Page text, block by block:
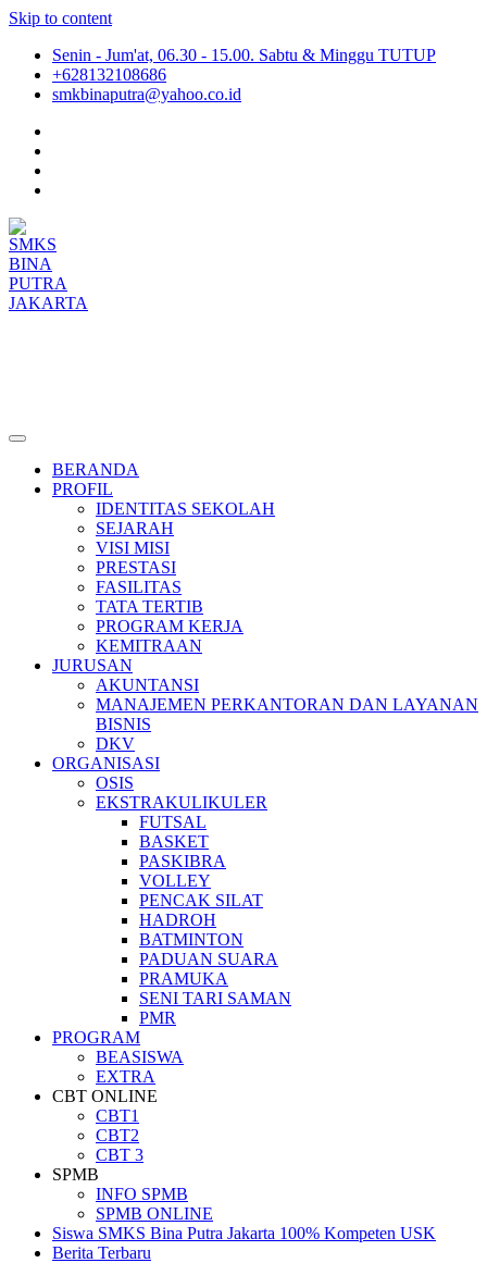
Skip to content
Senin - Jum'at, 06.30 - 15.00. Sabtu & Minggu TUTUP
+628132108686
smkbinaputra@yahoo.co.id
BERANDA
PROFIL
IDENTITAS SEKOLAH
SEJARAH
VISI MISI
PRESTASI
FASILITAS
TATA TERTIB
PROGRAM KERJA
KEMITRAAN
JURUSAN
AKUNTANSI
MANAJEMEN PERKANTORAN DAN LAYANAN
BISNIS
DKV
ORGANISASI
OSIS
EKSTRAKULIKULER
FUTSAL
BASKET
PASKIBRA
VOLLEY
PENCAK SILAT
HADROH
BATMINTON
PADUAN SUARA
PRAMUKA
SENI TARI SAMAN
PMR
PROGRAM
BEASISWA
EXTRA
CBT ONLINE
CBT1
CBT2
CBT 3
SPMB
INFO SPMB
SPMB ONLINE
Siswa SMKS Bina Putra Jakarta 100% Kompeten USK
Berita Terbaru